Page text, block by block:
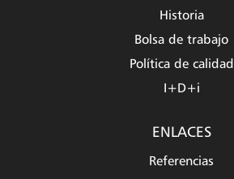
Historia
Bolsa de trabajo
Política de calidad
I+D+i
ENLACES
Referencias